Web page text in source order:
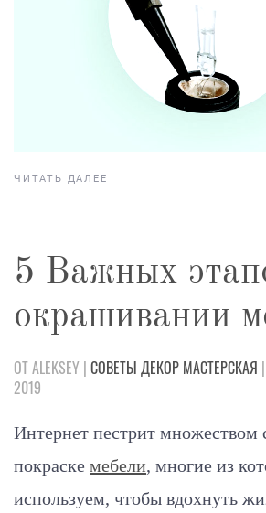
ЧИТАТЬ ДАЛЕЕ
5 Важных
окрашивании
ОТ ALEKSEY | СОВЕТЫ ДЕКОР МАСТЕРСКАЯ
2019
Интернет пестрит множеством
покраске мебели, многие из
используем, чтобы вдохнуть